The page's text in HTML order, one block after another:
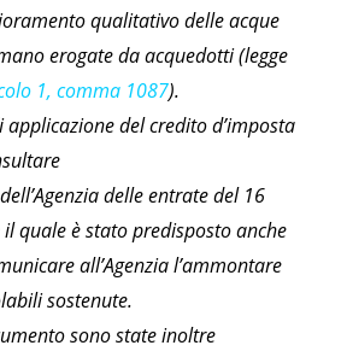
qualitativo delle acque
erogate da acquedotti (legge
1, comma 1087).
del credito d’imposta
dell’Agenzia delle entrate del 16
quale è stato predisposto anche
all’Agenzia l’ammontare
sostenute.
sono state inoltre